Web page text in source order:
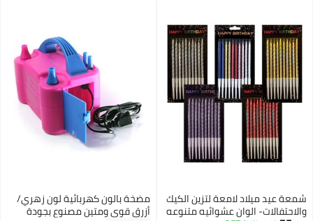
شمعة عيد ميلاد لامعة لتزين الكيك
والاحتفالات- الوان عشوائيه متنوعه
مضخة بالون كهربائية لون زهري/
أزرق قوي ومتين مصنوع بجودة